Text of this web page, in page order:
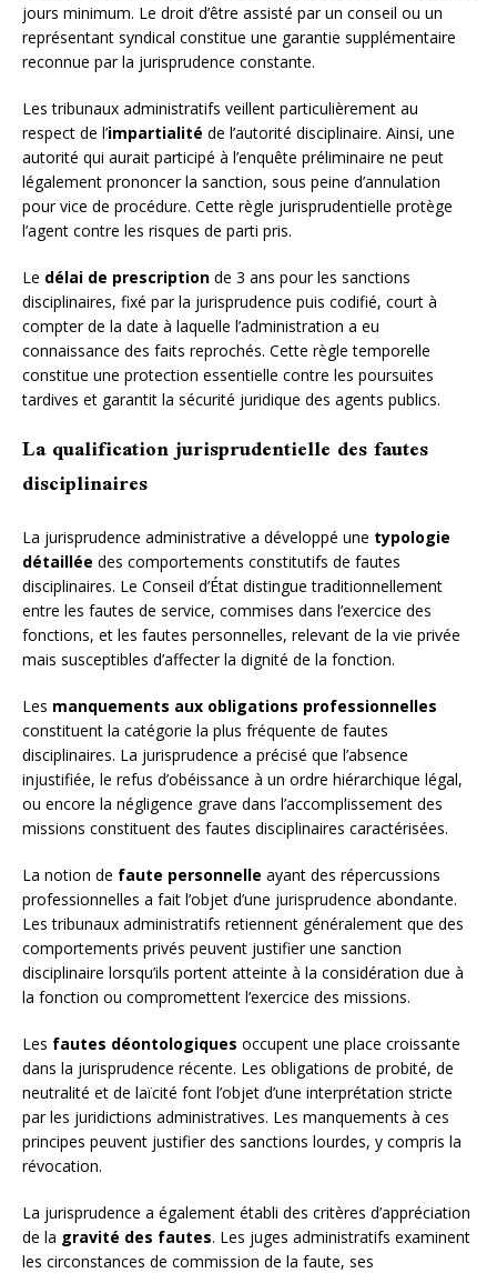
jours minimum. Le droit d’être assisté par un conseil ou un
représentant syndical constitue une garantie supplémentaire
reconnue par la jurisprudence constante.
Les tribunaux administratifs veillent particulièrement au
respect de l’impartialité de l’autorité disciplinaire. Ainsi, une
autorité qui aurait participé à l’enquête préliminaire ne peut
légalement prononcer la sanction, sous peine d’annulation
pour vice de procédure. Cette règle jurisprudentielle protège
l’agent contre les risques de parti pris.
Le délai de prescription de 3 ans pour les sanctions
disciplinaires, fixé par la jurisprudence puis codifié, court à
compter de la date à laquelle l’administration a eu
connaissance des faits reprochés. Cette règle temporelle
constitue une protection essentielle contre les poursuites
tardives et garantit la sécurité juridique des agents publics.
La qualification jurisprudentielle des fautes
disciplinaires
La jurisprudence administrative a développé une typologie
détaillée des comportements constitutifs de fautes
disciplinaires. Le Conseil d’État distingue traditionnellement
entre les fautes de service, commises dans l’exercice des
fonctions, et les fautes personnelles, relevant de la vie privée
mais susceptibles d’affecter la dignité de la fonction.
Les manquements aux obligations professionnelles
constituent la catégorie la plus fréquente de fautes
disciplinaires. La jurisprudence a précisé que l’absence
injustifiée, le refus d’obéissance à un ordre hiérarchique légal,
ou encore la négligence grave dans l’accomplissement des
missions constituent des fautes disciplinaires caractérisées.
La notion de faute personnelle ayant des répercussions
professionnelles a fait l’objet d’une jurisprudence abondante.
Les tribunaux administratifs retiennent généralement que des
comportements privés peuvent justifier une sanction
disciplinaire lorsqu’ils portent atteinte à la considération due à
la fonction ou compromettent l’exercice des missions.
Les fautes déontologiques occupent une place croissante
dans la jurisprudence récente. Les obligations de probité, de
neutralité et de laïcité font l’objet d’une interprétation stricte
par les juridictions administratives. Les manquements à ces
principes peuvent justifier des sanctions lourdes, y compris la
révocation.
La jurisprudence a également établi des critères d’appréciation
de la gravité des fautes. Les juges administratifs examinent
les circonstances de commission de la faute, ses